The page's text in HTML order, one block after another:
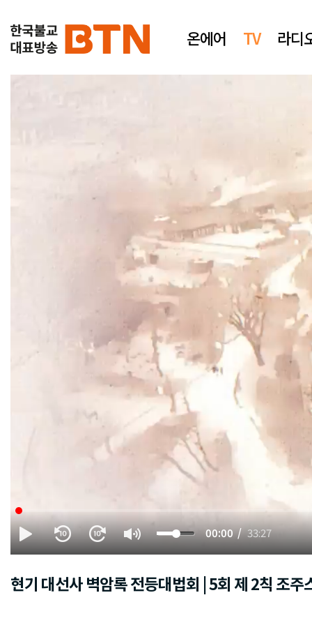
온에어 TV 라디
00:00 33:27
현기 대선사 벽암록 전등대법회 | 5회 제 2칙 조